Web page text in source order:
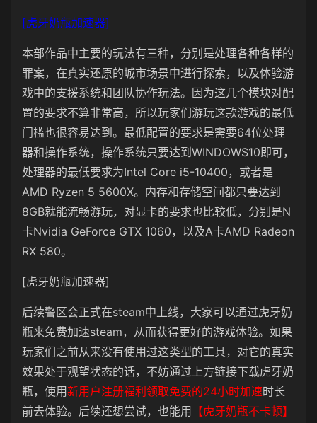
[虎牙奶瓶加速器]
本部作品中主要的玩法有三种，分别是处理各种各样的
罪案，在真实还原的城市场景中进行探索，以及体验游
戏中的支援系统和团队协作玩法。因为这几个模块对配
置的要求不算非常高，所以玩家们游玩这款游戏的最低
门槛也很容易达到。最低配置的要求是需要64位处理
器和操作系统，操作系统只要达到WINDOWS10即可，
处理器的最低要求为Intel Core i5-10400，或者是
AMD Ryzen 5 5600X。内存和存储空间都只要达到
8GB就能流畅游玩，对显卡的要求也比较低，分别是N
卡Nvidia GeForce GTX 1060，以及A卡AMD Radeon
RX 580。
[虎牙奶瓶加速器]
后续警区会正式在steam中上线，大家可以通过虎牙奶
瓶来免费加速steam，从而获得更好的游戏体验。如果
玩家们之前从来没有使用过这类型的工具，对它的真实
效果处于观望状态的话，不妨通过上方链接下载虎牙奶
瓶，使用新用户注册福利领取免费的24小时加速时长
前去体验。后续还想尝试，也能用
【虎牙奶瓶不卡顿】